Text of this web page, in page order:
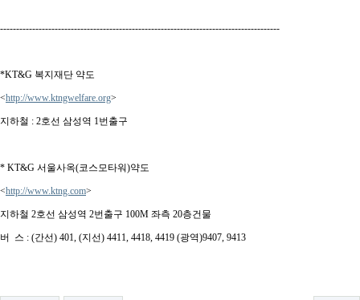
---------------------------------------------------------------------------------------
*KT&G 복지재단 약도
<http://www.ktngwelfare.org>
지하철 : 2호선 삼성역 1번출구
* KT&G 서울사옥(코스모타워)약도
<http://www.ktng.com>
지하철 2호선 삼성역 2번출구 100M 좌측 20층건물
버 스 : (간선) 401, (지선) 4411, 4418, 4419 (광역)9407, 9413